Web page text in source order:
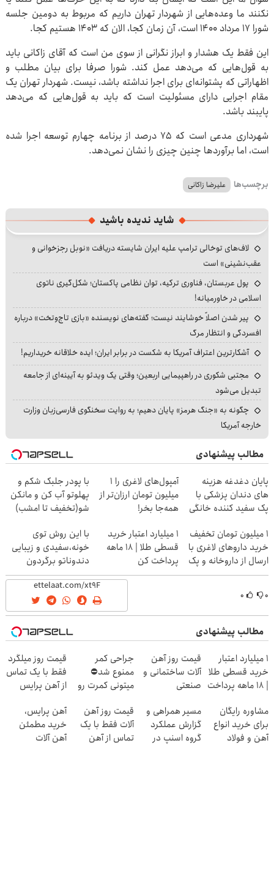
نکنند ما وعده‌هایی از شهردار تهران داریم که مربوط به دومین جلسه
شورا ۱۷ مرداد ۱۴۰۰ است، آن زمان کجا، الان که ۱۴۰۳ هستیم کجا.
این فقط یک هشدار و ابراز نگرانی از سوی من است که آقای زاکانی باید
به قول‌هایی که می‌دهد عمل کند. شورا صرفا برای بیان مطلب و
اظهاراتی که پشتوانه‌ای برای اجرا نداشته باشد، نیست. شهردار تهران یک
مقام اجرایی دارای مسئولیت است که باید به قول‌هایی که می‌دهد
پایبند باشد.
شهرداری مدعی است که ۷۵ درصد از برنامه چهارم توسعه اجرا شده
است، اما برآوردها چنین چیزی را نشان نمی‌دهد.
برچسب‌ها علیرضا زاکانی
شاید ندیده باشید
لاف‌های توخالی ترامپ علیه ایران شایسته دریافت «نوبل رجزخوانی و
عقب‌نشینی» است
پول عربستان، فناوری ترکیه، توان نظامی پاکستان؛ شکل‌گیری ناتوی
اسلامی در خاورمیانه!
پیر شدن اصلاً خوشایند نیست؛ گفته‌های نویسنده «بازی تاج‌وتخت» درباره
افسردگی و انتظار مرگ
آشکارترین اعتراف آمریکا به شکست در برابر ایران؛ ایده خلاقانه خریداریم!
مجتبی شکوری در راهپیمایی اربعین؛ وقتی یک ویدئو به آیینه‌ای از جامعه
تبدیل می‌شود
چگونه به «جنگ هرمز» پایان دهیم؛ به روایت سخنگوی فارسی‌زبان وزارت
خارجه آمریکا
مطالب پیشنهادی
پایان دغدغه هزینه
های دندان پزشکی با
پک سفید کننده خانگی
آمپول‌های لاغری را ۱
میلیون تومان ارزان‌تر از
همه‌جا بخر!
با پودر جلبک شکم و
پهلوتو آب کن و مانکن
شو(تخفیف تا امشب)
1 میلیون تومان تخفیف
خرید داروهای لاغری با
ارسال از داروخانه و پک
یخ!
۱ میلیارد اعتبار خرید
قسطی طلا | ۱۸ ماهه
پرداخت کن
با این روش توی
خونه،سفیدی و زیبایی
دندوناتو برگردون
(40%off)
۰ ۰
مطالب پیشنهادی
۱ میلیارد اعتبار
خرید قسطی طلا
| ۱۸ ماهه پرداخت
قیمت روز آهن
آلات ساختمانی و
صنعتی
جراحی کمر
ممنوع شد⛔
میتونی کمرت رو
کنی! 👈🏻
پرسش‌نامه
قیمت روز میلگرد
فقط با یک تماس
از آهن پرایس
مشاوره رایگان
برای خرید انواع
آهن و فولاد
مسیر همراهی و
گزارش عملکرد
گروه اسنپ در
قیمت روز آهن
آلات فقط با یک
تماس از آهن
آهن پرایس،
خرید مطمئن
آهن آلات